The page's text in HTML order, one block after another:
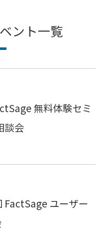
ント一覧
無料体験セミ
談会
ユーザー